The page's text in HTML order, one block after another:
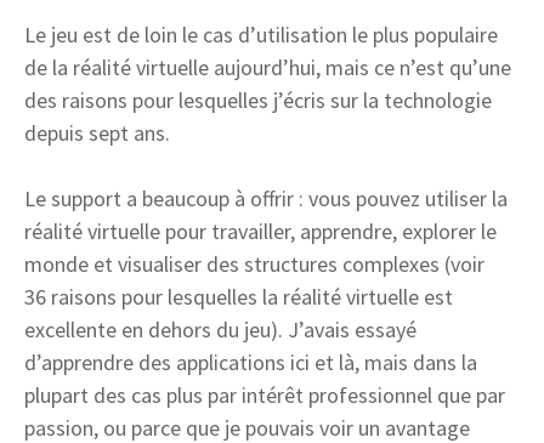
Le jeu est de loin le cas d’utilisation le plus populaire
de la réalité virtuelle aujourd’hui, mais ce n’est qu’une
des raisons pour lesquelles j’écris sur la technologie
depuis sept ans.
Le support a beaucoup à offrir : vous pouvez utiliser la
réalité virtuelle pour travailler, apprendre, explorer le
monde et visualiser des structures complexes (voir
36 raisons pour lesquelles la réalité virtuelle est
excellente en dehors du jeu). J’avais essayé
d’apprendre des applications ici et là, mais dans la
plupart des cas plus par intérêt professionnel que par
passion, ou parce que je pouvais voir un avantage